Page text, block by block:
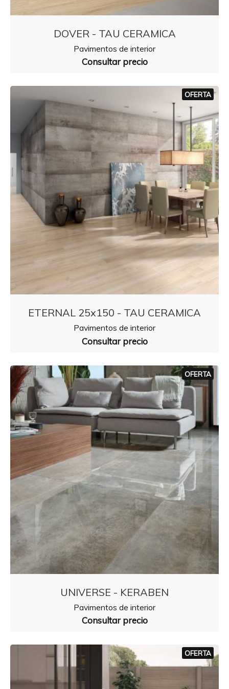
DOVER - TAU CERAMICA
Pavimentos de interior
Consultar precio
OFERTA
ETERNAL 25x150 - TAU CERAMICA
Pavimentos de interior
Consultar precio
OFERTA
UNIVERSE - KERABEN
Pavimentos de interior
Consultar precio
OFERTA